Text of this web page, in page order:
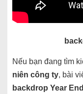
Nếu bạn đang tìm
niên công ty, bài
backdrop Year